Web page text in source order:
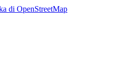
di OpenStreetMap